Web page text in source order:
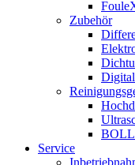
Zubehör
Service